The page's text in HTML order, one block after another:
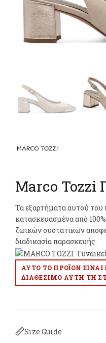
Marco Tozzi
Τα εξαρτήματα αυτού του
κατασκευασμένα από
ζωικών συστατικών
διαδικασία παρασκευής.
ΑΥΤΌ ΤΟ ΠΡΟΪΌΝ
ΔΙΑΘΈΣΙΜΟ ΑΥΤΉ ΤΗ
Size Guide